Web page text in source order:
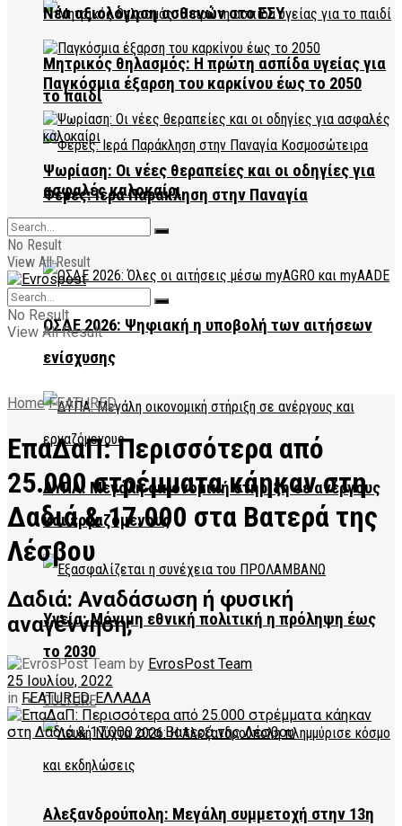
Μητρικός θηλασμός: Η πρώτη ασπίδα υγείας για
το παιδί
Φέρες: Ιερά Παράκληση στην Παναγία
Κοσμοσώτειρα
ΟΣΔΕ 2026: Ψηφιακή η υποβολή των αιτήσεων
ενίσχυσης
ΔΥΠΑ: Μεγάλη οικονομική στήριξη σε ανέργους
και εργαζόμενους
Υγεία: Μόνιμη εθνική πολιτική η πρόληψη έως
το 2030
CULTURE
Αλεξανδρούπολη: Μεγάλη συμμετοχή στην 13η
Νέα αξιολόγηση ασθενών στο ΕΣΥ
Παγκόσμια έξαρση του καρκίνου έως το 2050
Ψωρίαση: Οι νέες θεραπείες και οι οδηγίες για
ασφαλές καλοκαίρι
No Result
View All Result
No Result
View All Result
Home FEATURED
ΕπαΔαΠ: Περισσότερα από
25.000 στρέμματα κάηκαν στη
Δαδιά & 17.000 στα Βατερά της
Λέσβου
Δαδιά: Αναδάσωση ή φυσική
αναγέννηση;
by EvrosPost Team
25 Ιουλίου, 2022
in FEATURED,ΕΛΛΑΔΑ